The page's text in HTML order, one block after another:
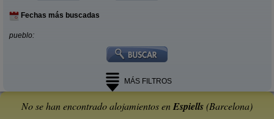
Fechas más buscadas
pueblo:
MÁS FILTROS
No se han encontrado alojamientos enEspiells(Barcelona)